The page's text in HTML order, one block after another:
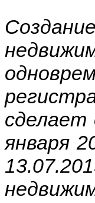
сделает
января